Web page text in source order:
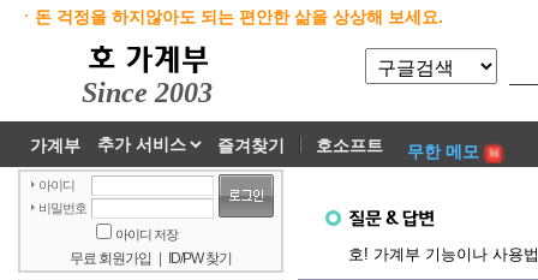
ㆍ돈 걱정을 하지않아도 되는 편안한 삶을 상상해 보세요.
Since 2003
가계부 즐겨찾기 호소프트 무한 메모
아이디
비밀번호
아이디 저장
무료 회원가입 ID/PW 찾기 호! 가계부 기능이나 사용